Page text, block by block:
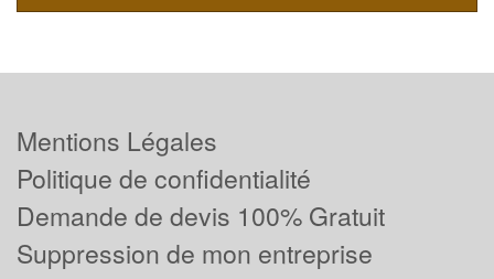
Mentions Légales
Politique de confidentialité
Demande de devis 100% Gratuit
Suppression de mon entreprise